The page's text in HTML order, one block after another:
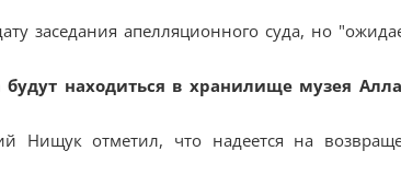
заседания апелляционного суда, но
будут находиться в хранилище музея
Нищук отметил, что надеется на